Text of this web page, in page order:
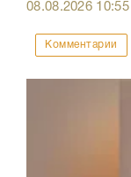
08.08.2026 10:55
Комментарии